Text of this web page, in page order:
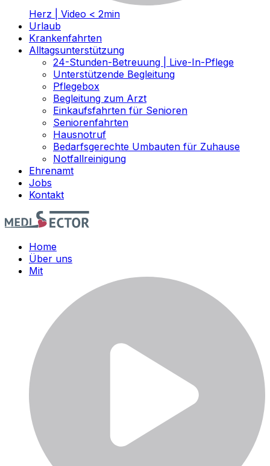
Herz | Video < 2min
Urlaub
Krankenfahrten
Alltagsunterstützung
24-Stunden-Betreuung | Live-In-Pflege
Unterstützende Begleitung
Pflegebox
Begleitung zum Arzt
Einkaufsfahrten für Senioren
Seniorenfahrten
Hausnotruf
Bedarfsgerechte Umbauten für Zuhause
Notfallreinigung
Ehrenamt
Jobs
Kontakt
Home
Über uns
Mit